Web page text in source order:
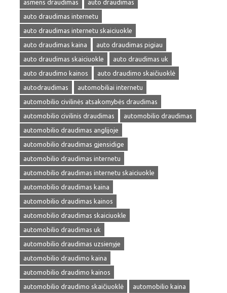
asmens draudimas
auto draudimas
auto draudimas internetu
auto draudimas internetu skaiciuokle
auto draudimas kaina
auto draudimas pigiau
auto draudimas skaiciuokle
auto draudimas uk
auto draudimo kainos
auto draudimo skaičiuoklė
autodraudimas
automobiliai internetu
automobilio civilinės atsakomybės draudimas
automobilio civilinis draudimas
automobilio draudimas
automobilio draudimas anglijoje
automobilio draudimas gjensidige
automobilio draudimas internetu
automobilio draudimas internetu skaiciuokle
automobilio draudimas kaina
automobilio draudimas kainos
automobilio draudimas skaiciuokle
automobilio draudimas uk
automobilio draudimas uzsienyje
automobilio draudimo kaina
automobilio draudimo kainos
automobilio draudimo skaičiuoklė
automobilio kaina